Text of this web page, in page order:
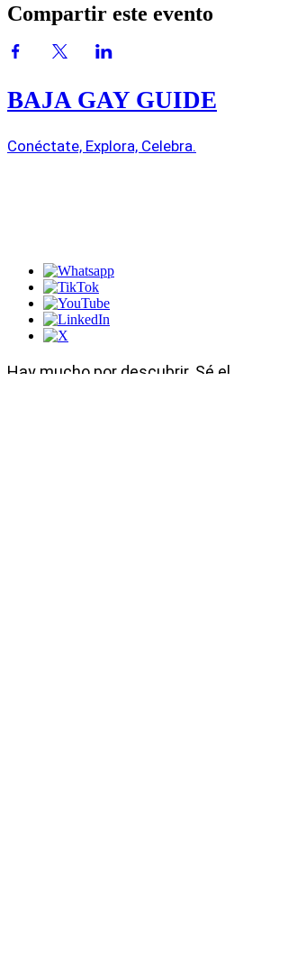
Compartir este evento
BAJA GAY GUIDE
Conéctate, Explora, Celebra.
Hay mucho por descubrir. Sé el